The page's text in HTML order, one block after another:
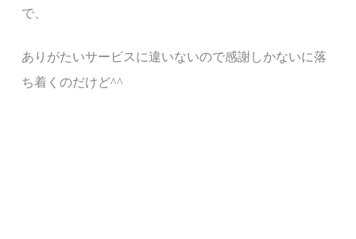
で、
ありがたいサービスに違いないので感謝しかないに落
ち着くのだけど^^